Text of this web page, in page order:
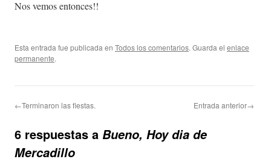
Nos vemos entonces!!
Esta entrada fue publicada en Todos los comentarios. Guarda el enlace
permanente.
←Terminaron las fiestas. Entrada anterior→
6 respuestas a Bueno, Hoy dia de
Mercadillo